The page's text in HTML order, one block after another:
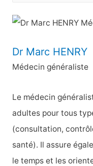
c
e
r
h
e
r
:
Dr Marc HENRY
Médecin généraliste
Le médecin
adultes pour tous
(consultation,
santé). Il assure
le temps et les